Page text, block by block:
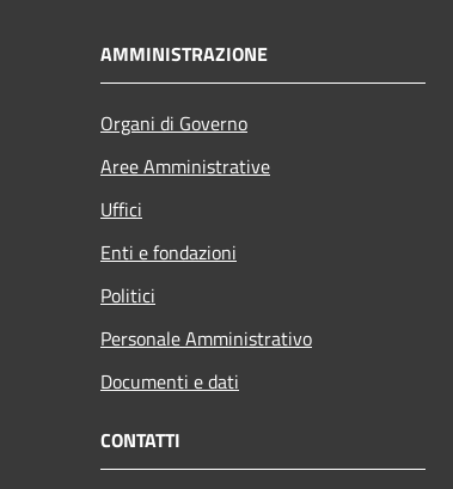
AMMINISTRAZIONE
Organi di Governo
Aree Amministrative
Uffici
Enti e fondazioni
Politici
Personale Amministrativo
Documenti e dati
CONTATTI